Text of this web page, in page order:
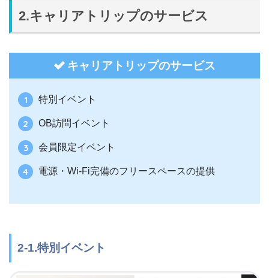
2.キャリアトリップのサービス
キャリアトリップのサービス
特別イベント
OB訪問イベント
会員限定イベント
電源・Wi-Fi完備のフリースペースの提供
2-1.特別イベント